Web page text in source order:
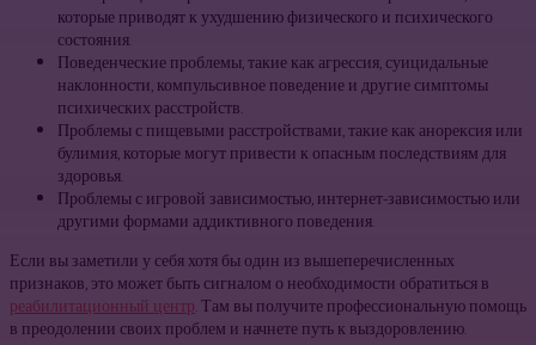
которые приводят к ухудшению физического и психического
состояния.
Поведенческие проблемы, такие как агрессия, суицидальные
наклонности, компульсивное поведение и другие симптомы
психических расстройств.
Проблемы с пищевыми расстройствами, такие как анорексия или
булимия, которые могут привести к опасным последствиям для
здоровья.
Проблемы с игровой зависимостью, интернет-зависимостью или
другими формами аддиктивного поведения.
Если вы заметили у себя хотя бы один из вышеперечисленных
признаков, это может быть сигналом о необходимости обратиться в
реабилитационный центр . Там вы получите профессиональную помощь
в преодолении своих проблем и начнете путь к выздоровлению.